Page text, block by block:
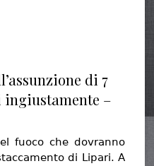
di 7
–
che dovranno
di Lipari. A